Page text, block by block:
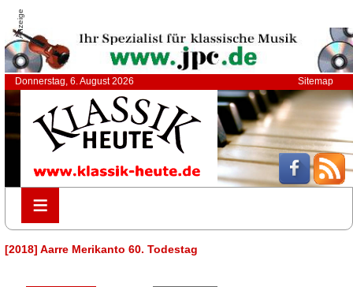
Anzeige
Donnerstag, 6. August 2026 Sitemap
≡
≡
[2018] Aarre Merikanto 60. Todestag